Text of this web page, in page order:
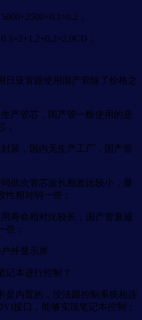
；
；
亚管跟使用国产管除了价格之
管芯，国产管一般使用的是
；
，国内无生产工厂，国产管
次管芯波长相差比较小，显
性相对弱一些；
命相对比较长，国产管衰减
些；
本进行控制？
内置的，没法跟控制系统相连
接口，能够实现笔记本控制；